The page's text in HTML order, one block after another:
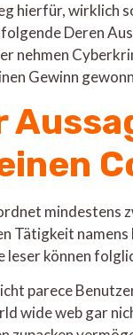
hierfür,
Deren
nehmen
Gewinn
mindestens
Tätigkeit
leser können
parece
wide web gar